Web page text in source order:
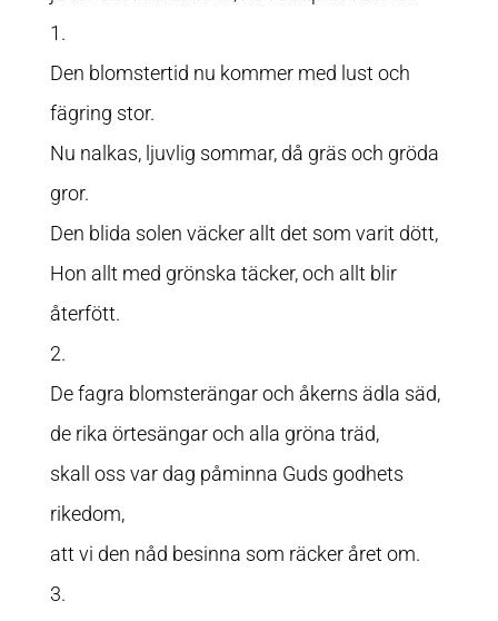
1.
Den blomstertid nu kommer med lust och
fägring stor.
Nu nalkas, ljuvlig sommar, då gräs och gröda
gror.
Den blida solen väcker allt det som varit dött,
Hon allt med grönska täcker, och allt blir
återfött.
2.
De fagra blomsterängar och åkerns ädla säd,
de rika örtesängar och alla gröna träd,
skall oss var dag påminna Guds godhets
rikedom,
att vi den nåd besinna som räcker året om.
3.